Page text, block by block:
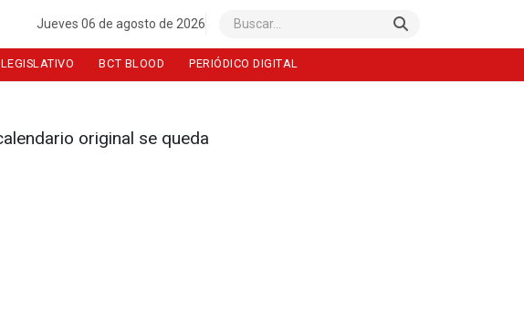
Jueves 06 de agosto de 2026 Buscar
LEGISLATIVO BCT BLOOD PERIÓDICO DIGITAL